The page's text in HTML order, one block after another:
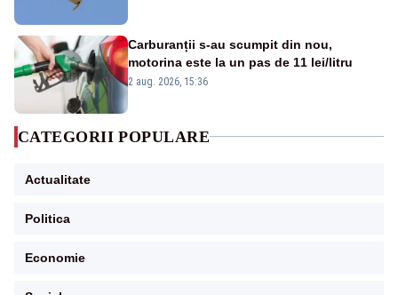
Carburanții s-au scumpit din nou,
motorina este la un pas de 11 lei/litru
2 aug. 2026, 15:36
CATEGORII POPULARE
Actualitate
Politica
Economie